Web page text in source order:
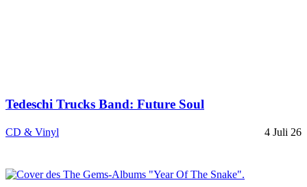
Tedeschi Trucks Band: Future Soul
CD & Vinyl 4 Juli 26